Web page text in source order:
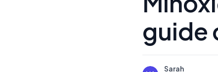
guide
Sarah